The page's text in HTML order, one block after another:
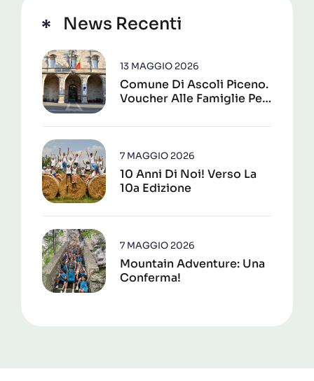
News Recenti
Comune Di Ascoli Piceno.
Voucher Alle Famiglie Per
Estivi 2026
13 MAGGIO 2026
10 Anni Di Noi! Verso La
10a Edizione
7 MAGGIO 2026
Mountain Adventure: Una
Conferma!
7 MAGGIO 2026